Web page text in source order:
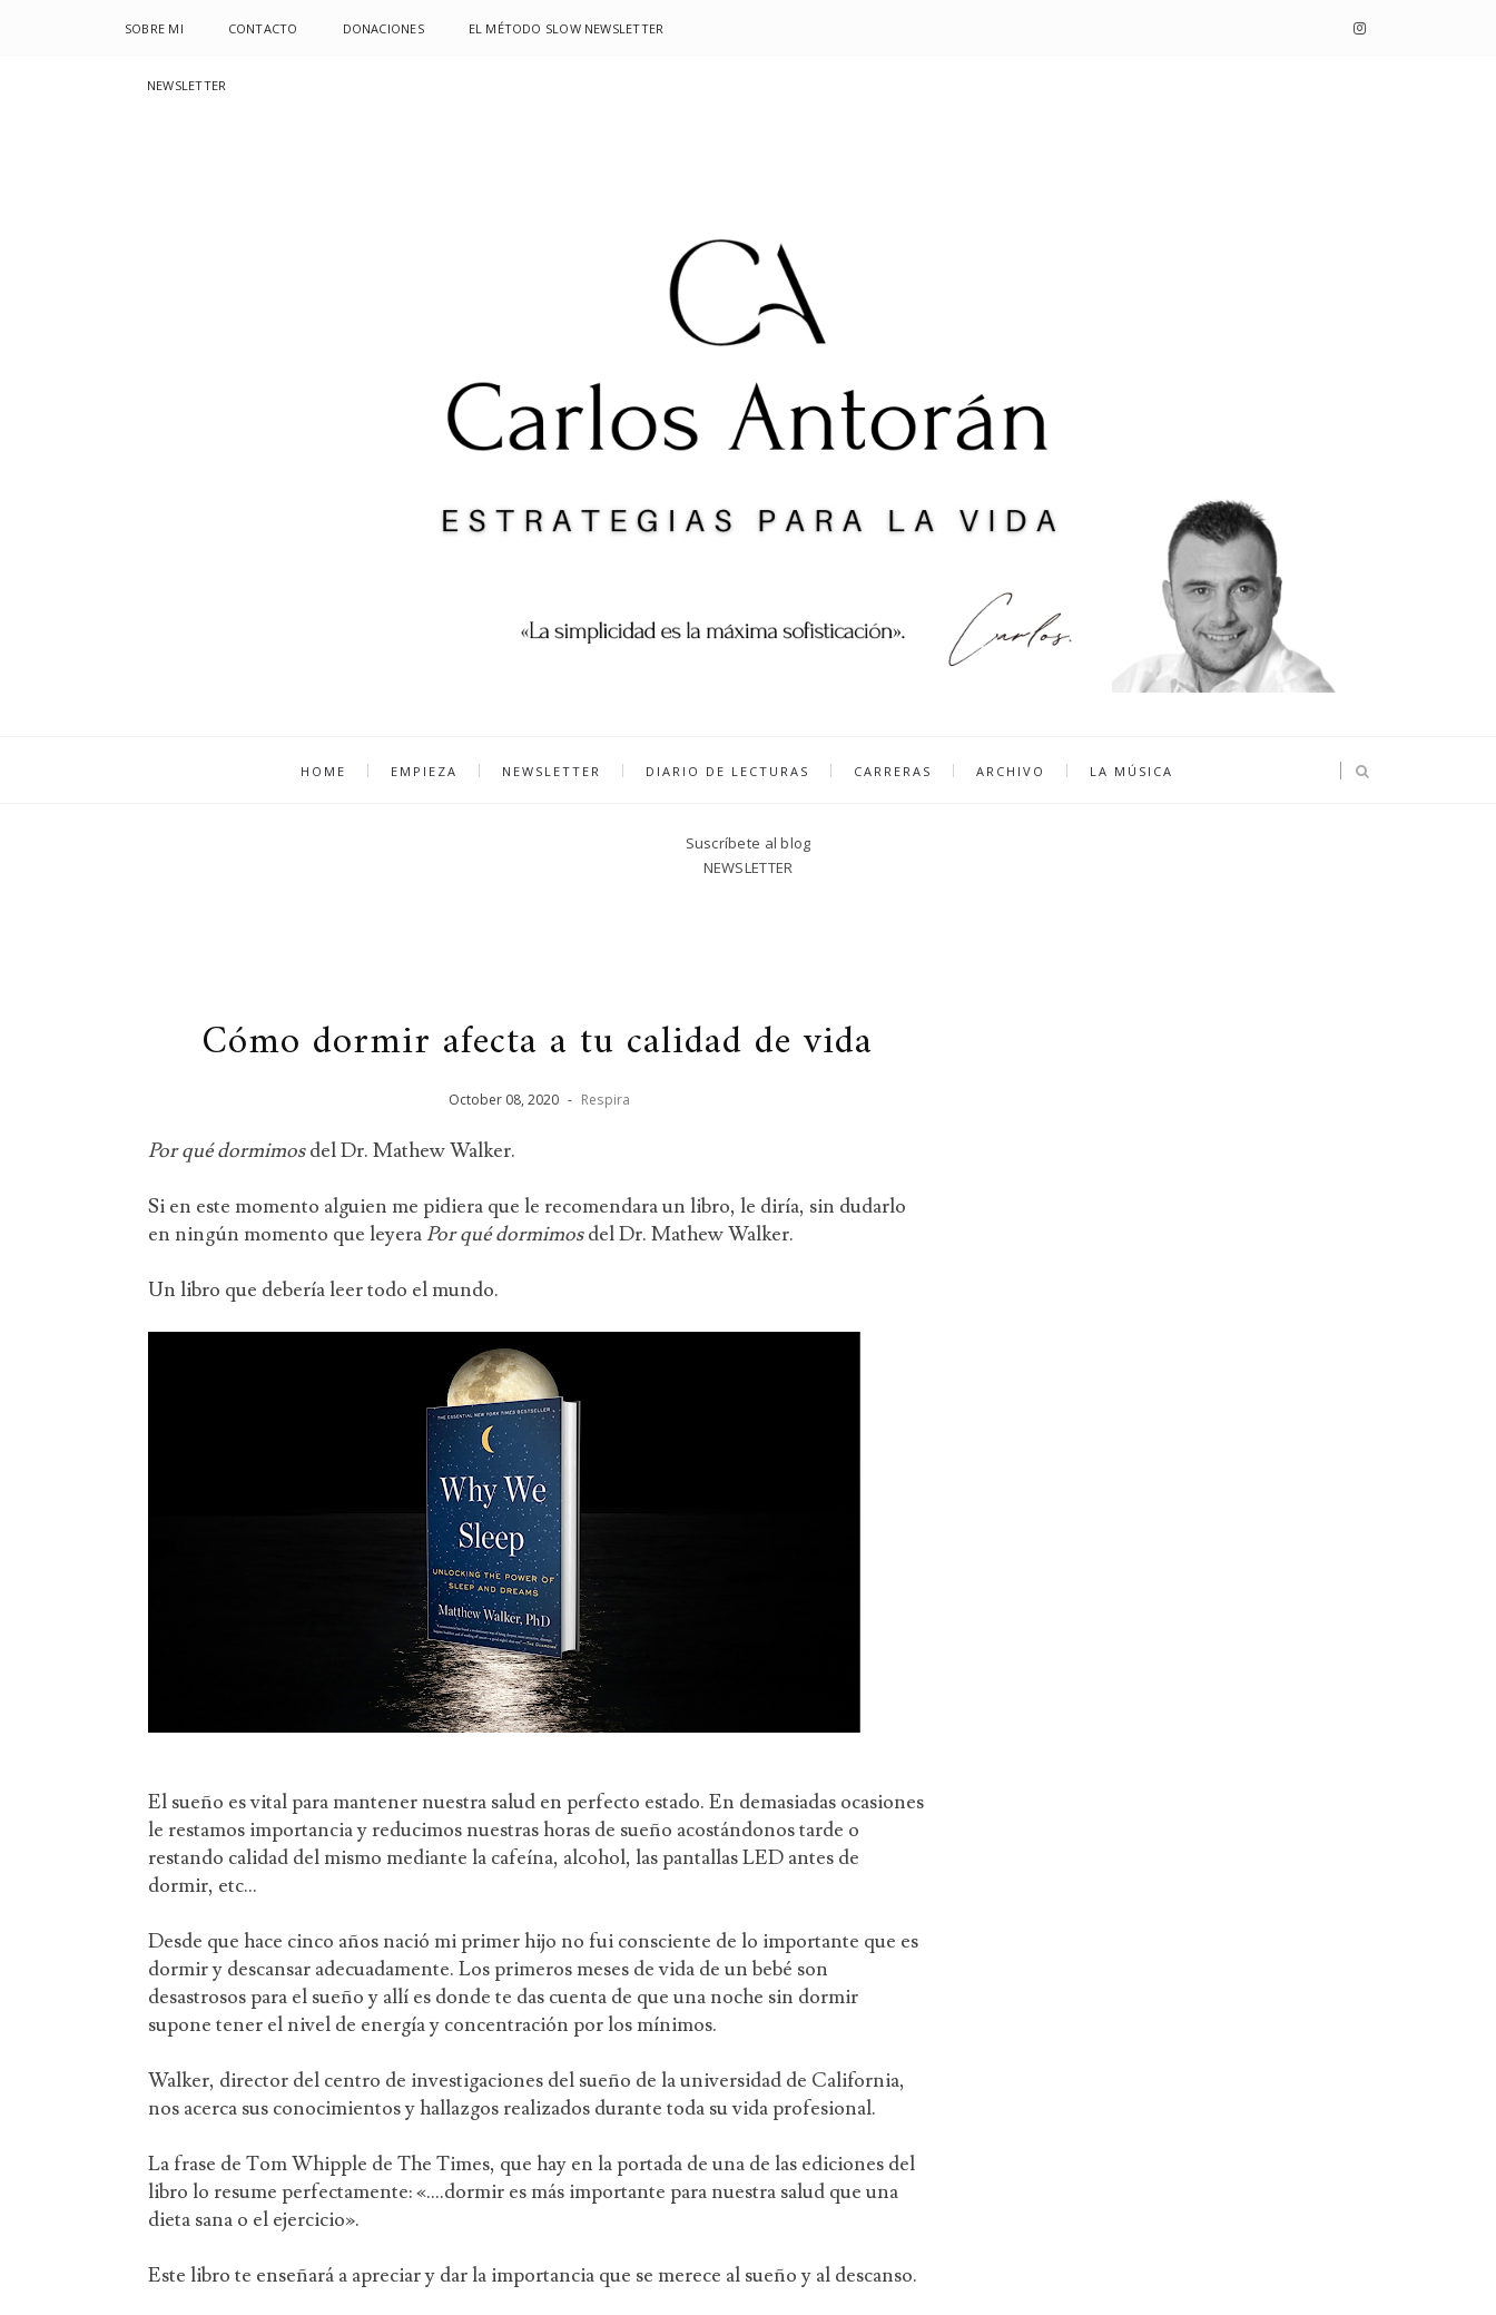
SOBRE MI CONTACTO DONACIONES EL MÉTODO SLOW NEWSLETTER
NEWSLETTER
HOME EMPIEZA NEWSLETTER DIARIO DE LECTURAS CARRERAS ARCHIVO LA MÚSICA
Suscríbete al blog
NEWSLETTER
Cómo dormir afecta a tu calidad de vida
October 08, 2020 - Respira
Por qué dormimosdel Dr. Mathew Walker.
Si en este momento alguien me pidiera que le recomendara un libro, le diría, sin dudarlo
en ningún momento que leyeraPor qué dormimosdel Dr. Mathew Walker.
Un libro que debería leer todo el mundo.
El sueño es vital para mantener nuestra salud en perfecto estado. En demasiadas ocasiones
le restamos importancia y reducimos nuestras horas de sueño acostándonos tarde o
restando calidad del mismo mediante la cafeína, alcohol, las pantallas LED antes de
dormir, etc…
Desde que hace cinco años nació mi primer hijo no fui consciente de lo importante que es
dormir y descansar adecuadamente. Los primeros meses de vida de un bebé son
desastrosos para el sueño y allí es donde te das cuenta de que una noche sin dormir
supone tener el nivel de energía y concentración por los mínimos.
Walker, director del centro de investigaciones del sueño de la universidad de California,
nos acerca sus conocimientos y hallazgos realizados durante toda su vida profesional.
La frase de Tom Whipple de The Times, que hay en la portada de una de las ediciones del
libro lo resume perfectamente: «….dormir es más importante para nuestra salud que una
dieta sana o el ejercicio».
Este libro te enseñará a apreciar y dar la importancia que se merece al sueño y al descanso.